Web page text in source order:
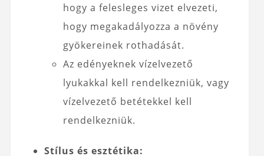
hogy a felesleges vizet elvezeti,
hogy megakadályozza a növény
gyökereinek rothadását.
Az edényeknek vízelvezető
lyukakkal kell rendelkezniük, vagy
vízelvezető betétekkel kell
rendelkezniük.
Stílus és esztétika: